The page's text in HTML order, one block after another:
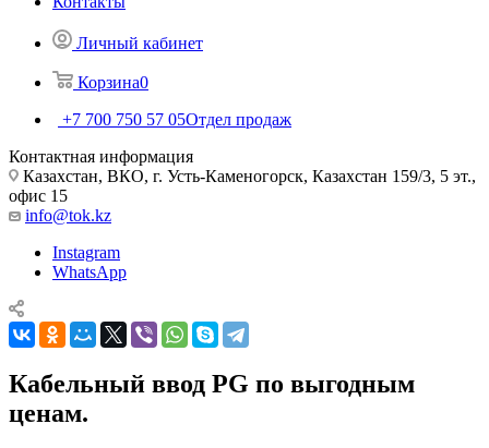
Личный кабинет
Корзина0
+7 700 750 57 05Отдел продаж
Контактная информация
Казахстан, ВКО, г. Усть-Каменогорск, Казахстан 159/3, 5 эт.,
офис 15
info@tok.kz
Instagram
WhatsApp
Кабельный ввод PG по выгодным
ценам.